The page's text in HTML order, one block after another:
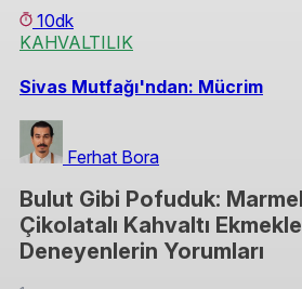
10dk
KAHVALTILIK
Sivas Mutfağı'ndan: Mücrim
Ferhat Bora
Bulut Gibi Pofuduk:
Çikolatalı Kahvaltı
Deneyenlerin Yorumları